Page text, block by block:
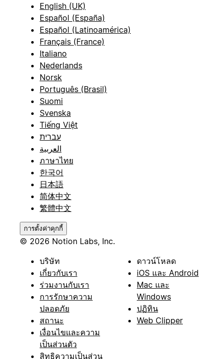
English (UK)
Español (España)
Español (Latinoamérica)
Français (France)
Italiano
Nederlands
Norsk
Português (Brasil)
Suomi
Svenska
Tiếng Việt
עברית
العربية
ภาษาไทย
한국어
日本語
简体中文
繁體中文
การตั้งค่าคุกกี้
© 2026 Notion Labs, Inc.
บริษัท
เกี่ยวกับเรา
ร่วมงานกับเรา
การรักษาความ
ปลอดภัย
สถานะ
เงื่อนไขและความ
เป็นส่วนตัว
สิทธิความเป็นส่วน
ดาวน์โหลด
iOS และ Android
Mac และ
Windows
ปฏิทิน
Web Clipper